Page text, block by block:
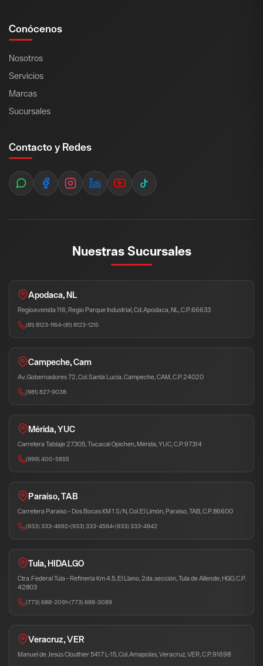
Conócenos
Nosotros
Servicios
Marcas
Sucursales
Contacto y Redes
Nuestras Sucursales
Apodaca, NL
Regioavenida 116, Regio Parque Industrial, Cd. Apodaca, NL, C.P. 66633
(81) 8123-1164•(81) 8123-1215
Campeche, Cam
Av. Gobernadores 72, Col. Santa Lucia, Campeche, CAM, C.P. 24020
(981) 827-9038
Mérida, YUC
Carretera Tablaje 27305, Tixcacal Opichen, Mérida, YUC, C.P. 97314
(999) 400-5855
Paraíso, TAB
Carretera Paraíso - Dos Bocas KM 1 S/N, Col. El Limón, Paraíso, TAB, C.P. 86600
(933) 333-4692•(933) 333-4564•(933) 333-4942
Tula, HIDALGO
Ctra. Federal Tula - Refinería Km 4.5, El Llano, 2da. sección, Tula de Allende, HGO, C.P.
42803
(773) 688-2091•(773) 688-3089
Veracruz, VER
Manuel de Jesús Clouthier 5417 L-15, Col. Amapolas, Veracruz, VER, C.P. 91698